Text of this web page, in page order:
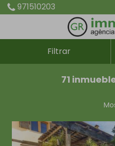
971510203
Filtrar
71